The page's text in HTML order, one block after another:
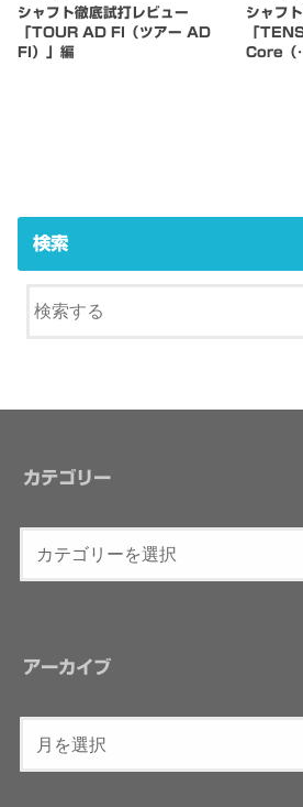
シャフト徹底試打レビュー
「TOUR AD FI（ツアー AD
FI）」編
シャフ
「
Core
検索
カテゴリー
アーカイブ